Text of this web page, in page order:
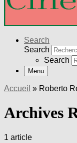
Search
Search
Search
Menu
Accueil » Roberto
Archives
1 article